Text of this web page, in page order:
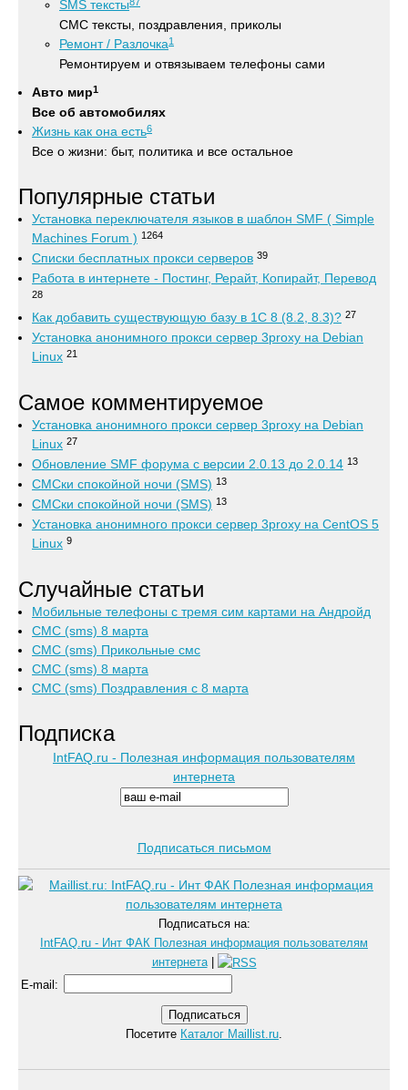
SMS тексты
СМС тексты, поздравления, приколы
Ремонт / Разлочка1
Ремонтируем и отвязываем телефоны сами
Авто мир1
Все об автомобилях
Жизнь как она есть6
Все о жизни: быт, политика и все остальное
Популярные статьи
Установка переключателя языков в шаблон SMF ( Simple
Machines Forum ) 1264
Списки бесплатных прокси серверов 39
Работа в интернете - Постинг, Рерайт, Копирайт, Перевод
28
Как добавить существующую базу в 1С 8 (8.2, 8.3)? 27
Установка анонимного прокси сервер 3proxy на Debian
Linux 21
Самое комментируемое
Установка анонимного прокси сервер 3proxy на Debian
Linux 27
Обновление SMF форума с версии 2.0.13 до 2.0.14 13
СМСки спокойной ночи (SMS) 13
СМСки спокойной ночи (SMS) 13
Установка анонимного прокси сервер 3proxy на CentOS 5
Linux 9
Случайные статьи
Мобильные телефоны с тремя сим картами на Андройд
СМС (sms) 8 марта
СМС (sms) Прикольные смс
СМС (sms) 8 марта
СМС (sms) Поздравления с 8 марта
Подписка
IntFAQ.ru - Полезная информация пользователям
интернета
Подписаться письмом
Подписаться на:
IntFAQ.ru - Инт ФАК Полезная информация пользователям
интернета|
E-mail :
Посетите Каталог Maillist.ru.